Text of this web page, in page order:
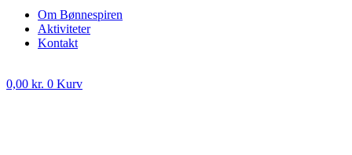
Om Bønnespiren
Aktiviteter
Kontakt
0,00 kr. 0 Kurv